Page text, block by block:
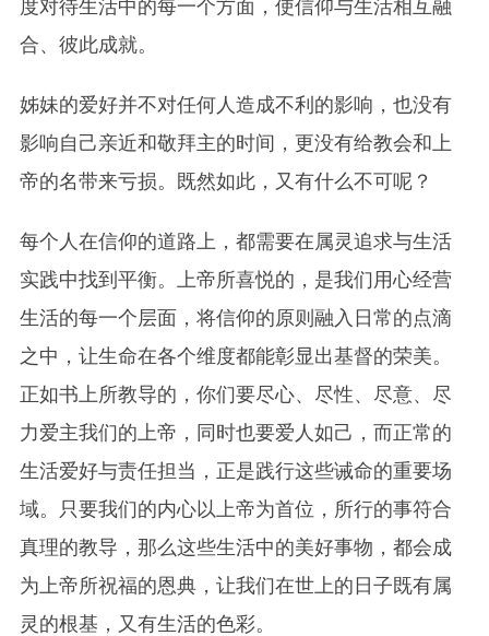
度对待生活中的每一个方面，使信仰与生活相互融
合、彼此成就。
姊妹的爱好并不对任何人造成不利的影响，也没有
影响自己亲近和敬拜主的时间，更没有给教会和上
帝的名带来亏损。既然如此，又有什么不可呢？
每个人在信仰的道路上，都需要在属灵追求与生活
实践中找到平衡。上帝所喜悦的，是我们用心经营
生活的每一个层面，将信仰的原则融入日常的点滴
之中，让生命在各个维度都能彰显出基督的荣美。
正如书上所教导的，你们要尽心、尽性、尽意、尽
力爱主我们的上帝，同时也要爱人如己，而正常的
生活爱好与责任担当，正是践行这些诫命的重要场
域。只要我们的内心以上帝为首位，所行的事符合
真理的教导，那么这些生活中的美好事物，都会成
为上帝所祝福的恩典，让我们在世上的日子既有属
灵的根基，又有生活的色彩。